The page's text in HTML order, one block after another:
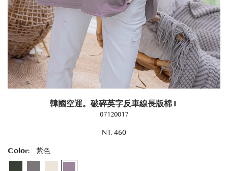
韓國空運。破碎英字反車線長版棉T
07120017
NT. 460
Color:
紫色